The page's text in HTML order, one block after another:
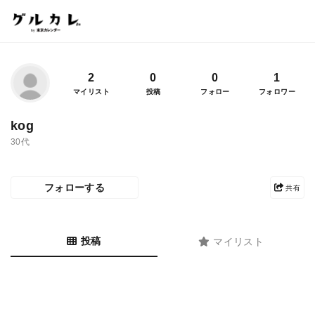
2
マイリスト
0
投稿
0
フォロー
1
フォロワー
kog
30代
フォローする 共有
投稿 マイリスト